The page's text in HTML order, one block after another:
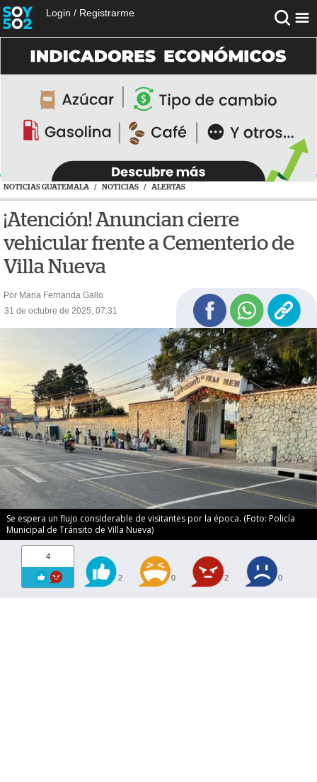
Login / Registrarme
NOTICIAS GUATEMALA / NOTICIAS / ALERTAS
¡Atención! Anuncian cierre
vehicular frente a Cementerio de
Villa Nueva
Por Maria Fernanda Gallo
31 de octubre de 2025, 07:31
Se espera un flujo considerable de visitantes por la época. (Foto: Policía
Municipal de Tránsito de Villa Nueva)
4
2 0 2 0